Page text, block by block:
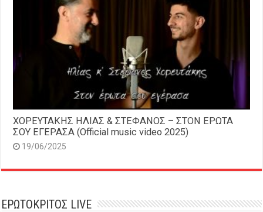
ΧΟΡΕΥΤΑΚΗΣ ΗΛΙΑΣ & ΣΤΕΦΑΝΟΣ – ΣΤΟΝ ΕΡΩΤΑ
ΣΟΥ ΕΓΕΡΑΣΑ (Official music video 2025)
19/06/2025
ΕΡΩΤΟΚΡΙΤΟΣ LIVE